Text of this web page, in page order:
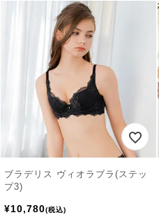
ブラデリス ヴィオラブラ(ステッ
プ3)
¥10,780 税込